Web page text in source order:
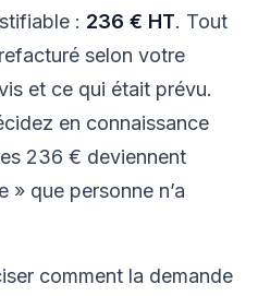
: 236 € HT. Tout
selon votre
et ce qui était prévu.
en connaissance
236 € deviennent
que personne n’a
comment la demande